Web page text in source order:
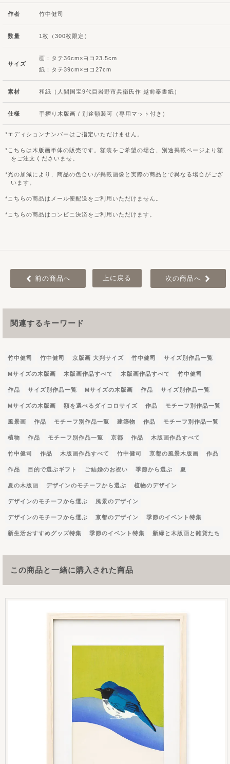
作者 竹中健司
数量 1枚（300枚限定）
サイズ
画：タテ36cm×ヨコ23.5cm
紙：タテ39cm×ヨコ27cm
素材 和紙（人間国宝9代目岩野市兵衛氏作 越前奉書紙）
仕様 手摺り木版画 / 別途額装可（専用マット付き）
エディションナンバーはご指定いただけません。
こちらは木版画単体の販売です。額装をご希望の場合、別途掲載ページより額
をご注文くださいませ。
光の加減により、商品の色合いが掲載画像と実際の商品とで異なる場合がござ
います。
こちらの商品はメール便配送をご利用いただけません。
こちらの商品はコンビニ決済をご利用いただけます。
前の商品へ 上に戻る 次の商品へ
関連するキーワード
竹中健司 竹中健司 京版画 大判サイズ 竹中健司 サイズ別作品一覧
Mサイズの木版画 木版画作品すべて 木版画作品すべて 竹中健司
作品 サイズ別作品一覧 Mサイズの木版画 作品 サイズ別作品一覧
Mサイズの木版画 額を選べるダイコロサイズ 作品 モチーフ別作品一覧
風景画 作品 モチーフ別作品一覧 建築物 作品 モチーフ別作品一覧
植物 作品 モチーフ別作品一覧 京都 作品 木版画作品すべて
竹中健司 作品 木版画作品すべて 竹中健司 京都の風景木版画 作品
作品 目的で選ぶギフト ご結婚のお祝い 季節から選ぶ 夏
夏の木版画 デザインのモチーフから選ぶ 植物のデザイン
デザインのモチーフから選ぶ 風景のデザイン
デザインのモチーフから選ぶ 京都のデザイン 季節のイベント特集
新生活おすすめグッズ特集 季節のイベント特集 新緑と木版画と雑貨たち
この商品と一緒に購入された商品